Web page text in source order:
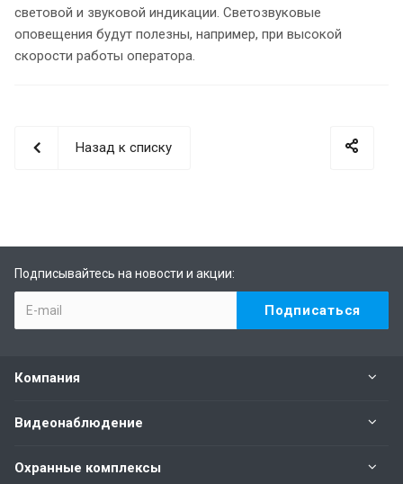
световой и звуковой индикации. Светозвуковые
оповещения будут полезны, например, при высокой
скорости работы оператора.
Назад к списку
Подписывайтесь на новости и акции:
Компания
Видеонаблюдение
Охранные комплексы